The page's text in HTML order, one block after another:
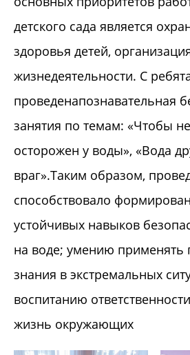
детского сада является
здоровья детей,
жизнедеятельности. С
проведенапознавательная
занятия по темам: «Чтобы
осторожен у воды», «Вода
враг».Таким образом,
способствовало
устойчивых навыков
на воде; умению применять
знания в экстремальных
воспитанию
жизнь окружающих